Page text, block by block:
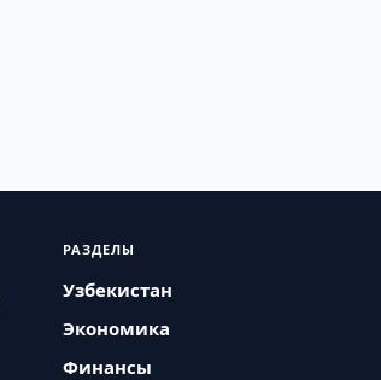
РАЗДЕЛЫ
Узбекистан
Экономика
Финансы